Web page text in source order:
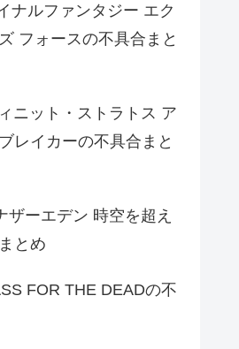
ナルファンタジー エク
フォースの不具合まと
ニット・ストラトス ア
レイカーの不具合まと
ザーエデン 時空を超え
とめ
FOR THE DEADの不